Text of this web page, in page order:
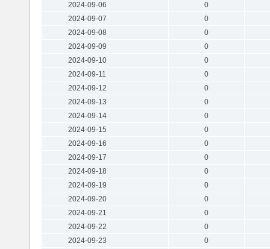
2024-09-06
0
2024-09-07
0
2024-09-08
0
2024-09-09
0
2024-09-10
0
2024-09-11
0
2024-09-12
0
2024-09-13
0
2024-09-14
0
2024-09-15
0
2024-09-16
0
2024-09-17
0
2024-09-18
0
2024-09-19
0
2024-09-20
0
2024-09-21
0
2024-09-22
0
2024-09-23
0